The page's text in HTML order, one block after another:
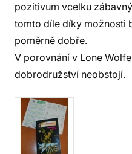
pozitivum vcelku
tomto díle díky možnosti
poměrně dobře.
V porovnání v Lone
dobrodružství neobstojí.